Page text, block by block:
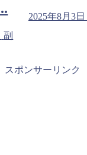
副
2025年8月3日
スポンサーリンク